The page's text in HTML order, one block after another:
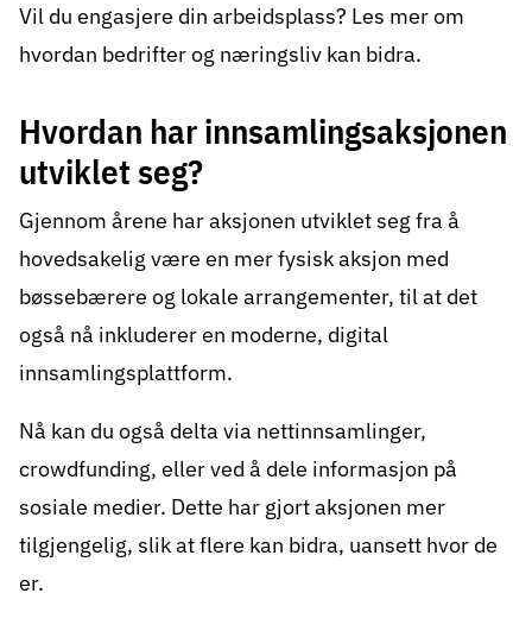
Vil du engasjere din arbeidsplass? Les mer om
hvordan bedrifter og næringsliv kan bidra.
Hvordan har innsamlingsaksjonen
utviklet seg?
Gjennom årene har aksjonen utviklet seg fra å
hovedsakelig være en mer fysisk aksjon med
bøssebærere og lokale arrangementer, til at det
også nå inkluderer en moderne, digital
innsamlingsplattform.
Nå kan du også delta via nettinnsamlinger,
crowdfunding, eller ved å dele informasjon på
sosiale medier. Dette har gjort aksjonen mer
tilgjengelig, slik at flere kan bidra, uansett hvor de
er.